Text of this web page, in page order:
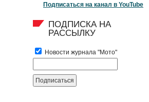
Подписаться на канал в YouTube
ПОДПИСКА НА
РАССЫЛКУ
Новости журнала "Мото"